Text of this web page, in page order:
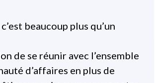
beaucoup plus qu’un
de se réunir avec l’ensemble
d’affaires en plus de